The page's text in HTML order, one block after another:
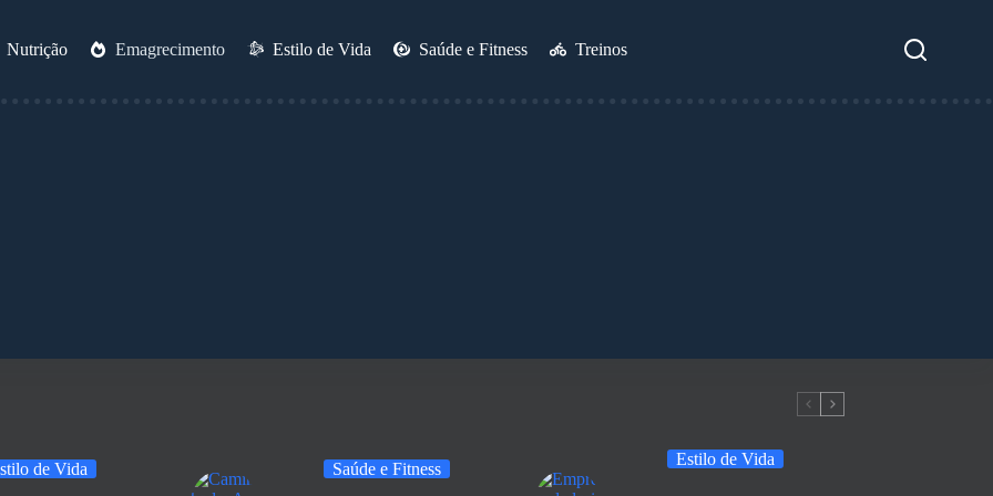
Nutrição Emagrecimento Estilo de Vida Saúde e Fitness Treinos
de Vida Saúde e Fitness
Estilo de Vida